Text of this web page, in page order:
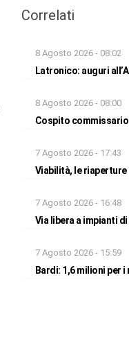
Correlati
8 Agosto 2026 - 08:02
Latronico: auguri
8 Agosto 2026 - 08:00
Cospito
7 Agosto 2026 - 17:43
Viabilità, le
7 Agosto 2026 - 16:48
Via libera a impianti
7 Agosto 2026 - 15:59
Bardi: 1,6 milioni per